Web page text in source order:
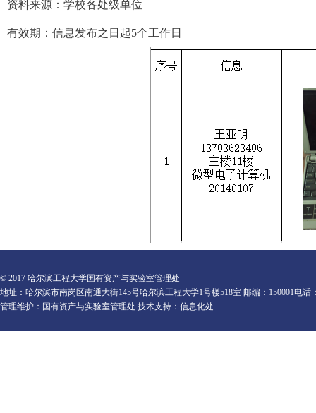
资料来源：学校各处级单位
有效期：信息发布之日起5个工作日
© 2017 哈尔滨工程大学国有资产与实验室管理处
地址：哈尔滨市南岗区南通大街145号哈尔滨工程大学1号楼518室 邮编：150001电话
管理维护：国有资产与实验室管理处 技术支持：信息化处